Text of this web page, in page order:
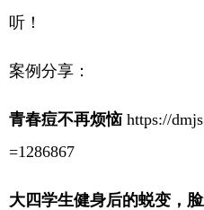
听！
案例分享：
青春痘不再烦恼 https://
=1286867
大四学生健身后的蜕变，